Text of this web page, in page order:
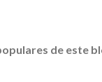
de este